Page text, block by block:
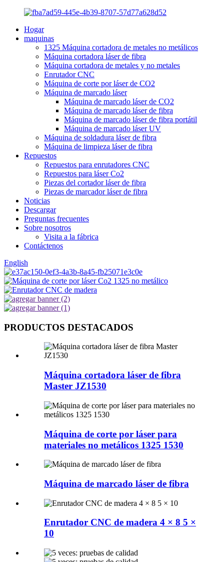
Hogar
maquinas
1325 Máquina cortadora de metales no metálicos
Máquina cortadora láser de fibra
Máquina cortadora de metales y no metales
Enrutador CNC
Máquina de corte por láser de CO2
Máquina de marcado láser
Máquina de marcado láser de CO2
Máquina de marcado láser de fibra
Máquina de marcado láser de fibra portátil
Máquina de marcado láser UV
Máquina de soldadura láser de fibra
Máquina de limpieza láser de fibra
Repuestos
Repuestos para enrutadores CNC
Repuestos para láser Co2
Piezas del cortador láser de fibra
Piezas de marcador láser de fibra
Noticias
Descargar
Preguntas frecuentes
Sobre nosotros
Visita a la fábrica
Contáctenos
English
PRODUCTOS DESTACADOS
Máquina cortadora láser de fibra
Master JZ1530
Máquina de corte por láser para
materiales no metálicos 1325 1530
Máquina de marcado láser de fibra
Enrutador CNC de madera 4 × 8 5 ×
10